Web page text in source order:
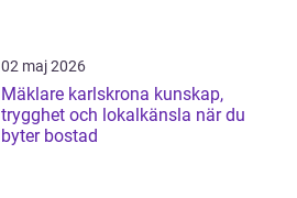
02 maj 2026
Mäklare karlskrona kunskap,
trygghet och lokalkänsla när du
byter bostad